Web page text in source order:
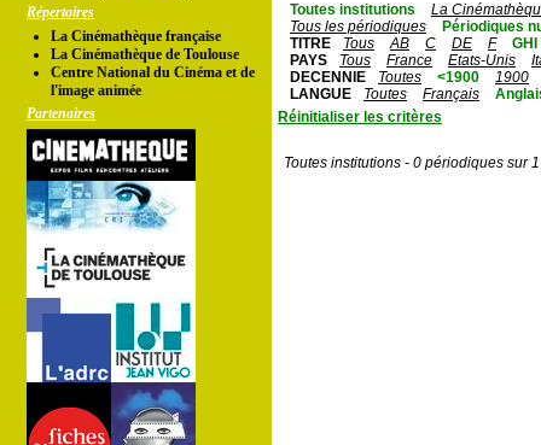
Répertoires
La Cinémathèque française
La Cinémathèque de Toulouse
Centre National du Cinéma et de
l'image animée
Partenaires
Toutes institutions
La
Tous les périodiques
Périodiques
TITRE
Tous AB C DE F
GHI
PAYS
Tous France Etats-Unis
DECENNIE
Toutes <1900
1900
LANGUE
Toutes Français
Réinitialiser les critères
Toutes institutions - 0 périodiques sur